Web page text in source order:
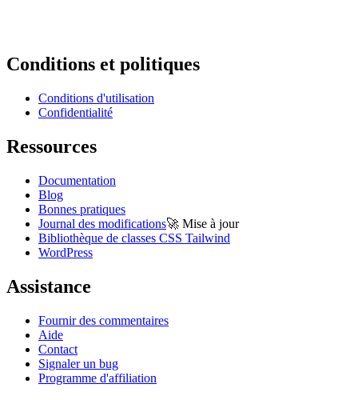
Conditions et politiques
Conditions d'utilisation
Confidentialité
Ressources
Documentation
Blog
Bonnes pratiques
Journal des modifications🚀 Mise à jour
Bibliothèque de classes CSS Tailwind
WordPress
Assistance
Fournir des commentaires
Aide
Contact
Signaler un bug
Programme d'affiliation